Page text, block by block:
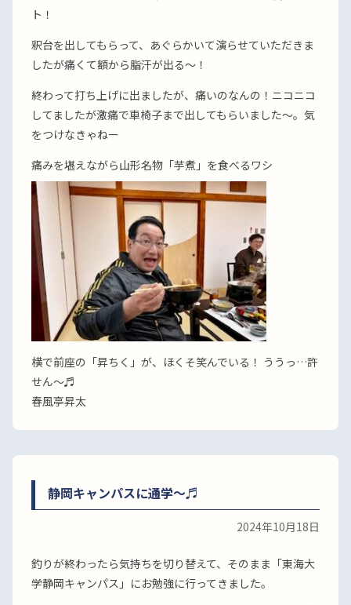
ト！
釈台を出してもらって、あぐらかいて演らせていただきま
したが痛くて額から脂汗が出る〜！
終わって打ち上げに出ましたが、痛いのなんの！ニコニコ
してましたが激痛で車椅子まで出してもらいました〜。気
をつけなきゃねー
痛みを堪えながら山形名物「芋煮」を食べるワシ
横で前座の「昇ちく」が、ほくそ笑んでいる！ ううっ…許
せん〜♬
春風亭昇太
静岡キャンパスに通学〜♬
2024年10月18日
釣りが終わったら気持ちを切り替えて、そのまま「東海大
学静岡キャンパス」にお勉強に行ってきました。